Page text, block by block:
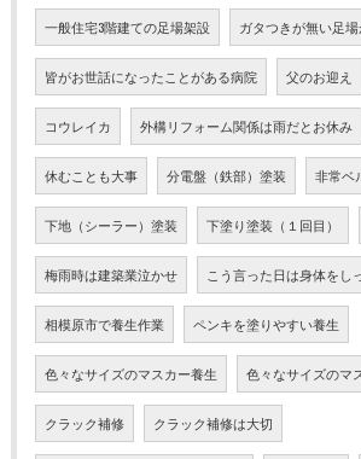
一般住宅3階建ての足場架設 ガタつきが無い足
皆がお世話になったことがある病院 父のお迎え
コウレイカ 外構リフォーム関係は雨だとお休み
休むことも大事 分電盤（鉄部）塗装 非常ベ
下地（シーラー）塗装 下塗り塗装（１回目）
梅雨時は建築業泣かせ こう言った日は身体をし
相模原市で養生作業 ペンキを塗りやすい養生
色々なサイズのマスカー養生 色々なサイズのマ
クラック補修 クラック補修は大切